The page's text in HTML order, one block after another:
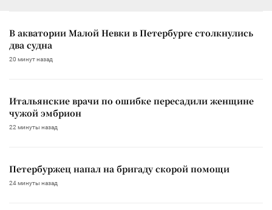
В акватории Малой Невки в Петербурге столкнулись
два судна
20 минут назад
Итальянские врачи по ошибке пересадили женщине
чужой эмбрион
22 минуты назад
Петербуржец напал на бригаду скорой помощи
24 минуты назад